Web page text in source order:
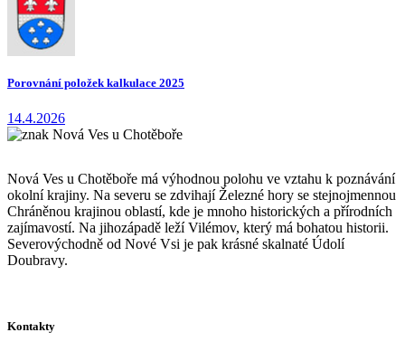
Porovnání položek kalkulace 2025
14.4.2026
Nová Ves u Chotěboře má výhodnou polohu ve vztahu k poznávání
okolní krajiny. Na severu se zdvihají Železné hory se stejnojmennou
Chráněnou krajinou oblastí, kde je mnoho historických a přírodních
zajímavostí. Na jihozápadě leží Vilémov, který má bohatou historii.
Severovýchodně od Nové Vsi je pak krásné skalnaté Údolí
Doubravy.
Kontakty